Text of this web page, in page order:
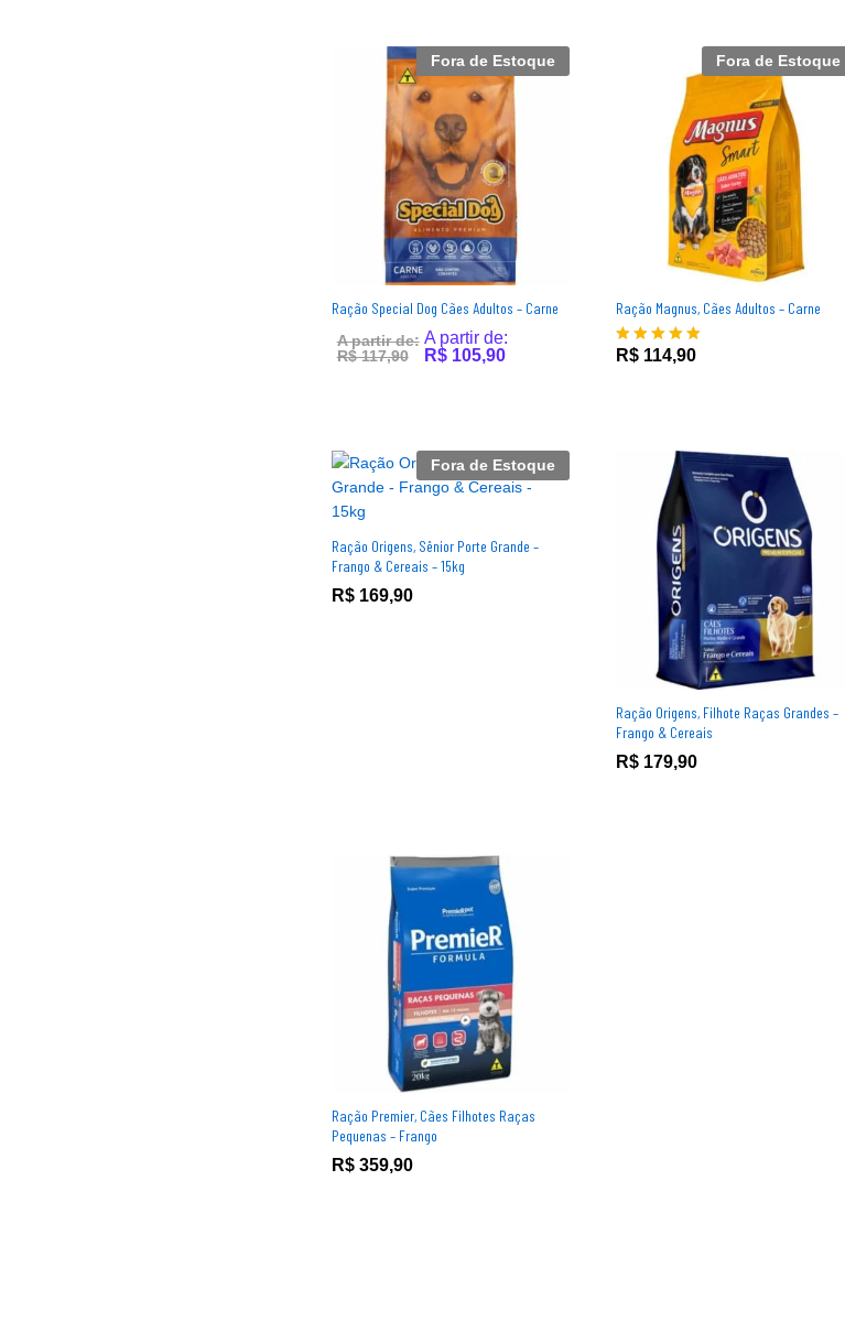
Fora de Estoque
Ração Special Dog Cães Adultos – Carne
A partir de:
R$117,90
A partir de:
R$105,90
A partir de:
R$117,90
A partir de:
R$105,90
Fora de Estoque
Ração Magnus, Cães Adultos – Carne
Avaliação
R$ 114,90
R$114,90
Fora de Estoque
Ração Origens, Sênior Porte Grande –
Frango & Cereais – 15kg
R$169,90
R$169,90
Ração Origens, Filhote Raças Grandes –
Frango & Cereais
R$ 179,90
R$ 179,90
Ração Premier, Cães Filhotes Raças
Pequenas – Frango
R$359,90
R$359,90